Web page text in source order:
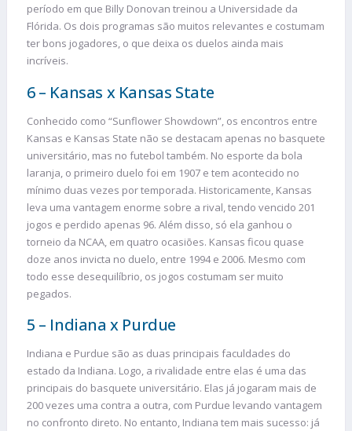
período em que Billy Donovan treinou a Universidade da
Flórida. Os dois programas são muitos relevantes e costumam
ter bons jogadores, o que deixa os duelos ainda mais
incríveis.
6 – Kansas x Kansas State
Conhecido como “Sunflower Showdown”, os encontros entre
Kansas e Kansas State não se destacam apenas no basquete
universitário, mas no futebol também. No esporte da bola
laranja, o primeiro duelo foi em 1907 e tem acontecido no
mínimo duas vezes por temporada. Historicamente, Kansas
leva uma vantagem enorme sobre a rival, tendo vencido 201
jogos e perdido apenas 96. Além disso, só ela ganhou o
torneio da NCAA, em quatro ocasiões. Kansas ficou quase
doze anos invicta no duelo, entre 1994 e 2006. Mesmo com
todo esse desequilíbrio, os jogos costumam ser muito
pegados.
5 – Indiana x Purdue
Indiana e Purdue são as duas principais faculdades do
estado da Indiana. Logo, a rivalidade entre elas é uma das
principais do basquete universitário. Elas já jogaram mais de
200 vezes uma contra a outra, com Purdue levando vantagem
no confronto direto. No entanto, Indiana tem mais sucesso: já